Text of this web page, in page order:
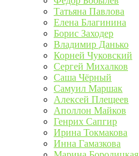
Татьяна Павлова
Елена Благинина
Борис Заходер
Владимир Данько
Корней Чуковский
Сергей Михалков
Саша Чёрный
Самуил Маршак
Алексей Плещеев
Аполлон Майков
Генрих Сапгир
Ирина Токмакова
Инна Гамазкова